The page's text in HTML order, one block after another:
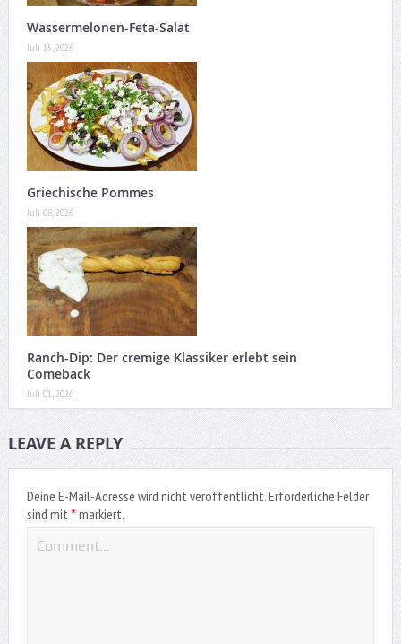
Wassermelonen-Feta-Salat
Juli 15, 2026
Griechische Pommes
Juli 08, 2026
Ranch-Dip: Der cremige Klassiker erlebt sein
Comeback
Juli 01, 2026
LEAVE A REPLY
Deine E-Mail-Adresse wird nicht veröffentlicht.Erforderliche Felder
sind mit *markiert.